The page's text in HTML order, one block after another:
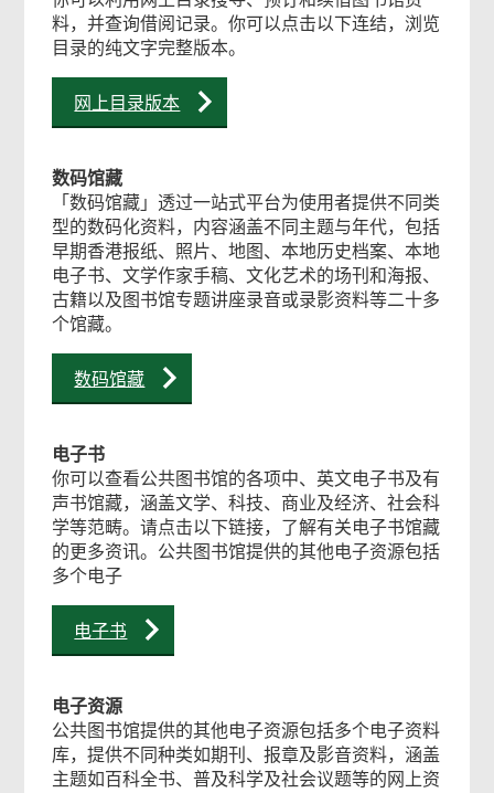
料，并查询借阅记录。你可以点击以下连结，浏览
目录的纯文字完整版本。
网上目录版本
数码馆藏
「数码馆藏」透过一站式平台为使用者提供不同类
型的数码化资料，内容涵盖不同主题与年代，包括
早期香港报纸、照片、地图、本地历史档案、本地
电子书、文学作家手稿、文化艺术的场刊和海报、
古籍以及图书馆专题讲座录音或录影资料等二十多
个馆藏。
数码馆藏
电子书
你可以查看公共图书馆的各项中、英文电子书及有
声书馆藏，涵盖文学、科技、商业及经济、社会科
学等范畴。请点击以下链接，了解有关电子书馆藏
的更多资讯。公共图书馆提供的其他电子资源包括
多个电子
电子书
电子资源
公共图书馆提供的其他电子资源包括多个电子资料
库，提供不同种类如期刊、报章及影音资料，涵盖
主题如百科全书、普及科学及社会议题等的网上资
相
关
内
容
用
表
格